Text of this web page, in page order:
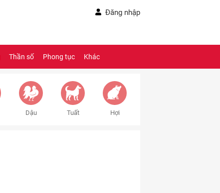
Đăng nhập
Thần số Phong tục Khác
Dậu Tuất Hợi